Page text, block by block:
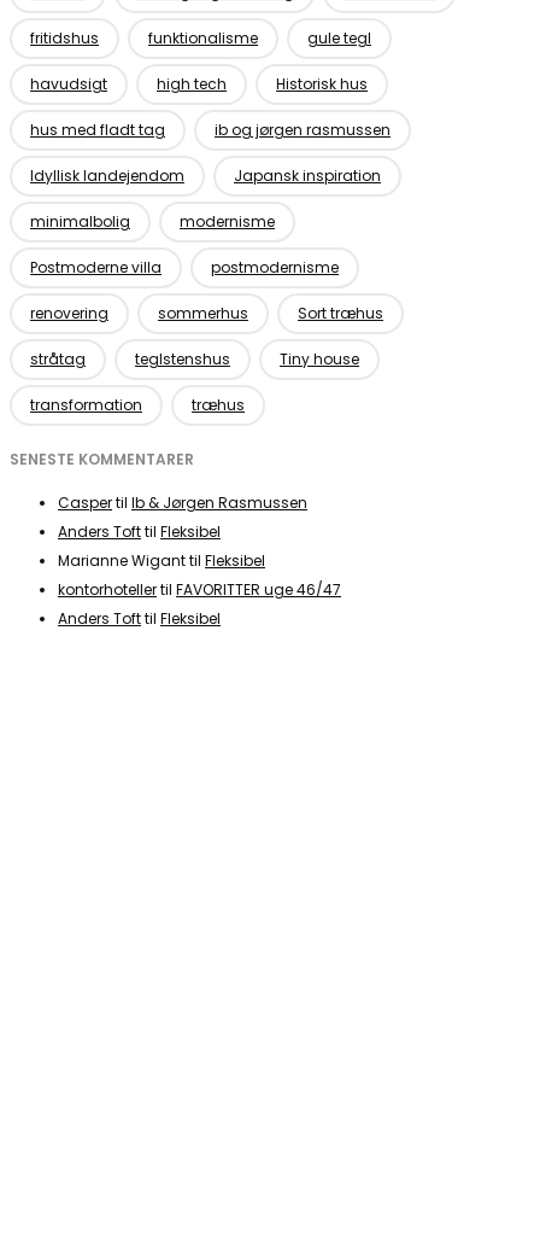
fritidshus funktionalisme gule tegl
havudsigt high tech Historisk hus
hus med fladt tag ib og jørgen rasmussen
Idyllisk landejendom Japansk inspiration
minimalbolig modernisme
Postmoderne villa postmodernisme
renovering sommerhus Sort træhus
stråtag teglstenshus Tiny house
transformation træhus
SENESTE KOMMENTARER
Caspertil Ib & Jørgen Rasmussen
Anders Tofttil Fleksibel
Marianne Wiganttil Fleksibel
kontorhotellertil FAVORITTER uge 46/47
Anders Tofttil Fleksibel